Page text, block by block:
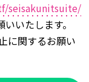
seisakunitsuite/
いたします。
に関するお願い